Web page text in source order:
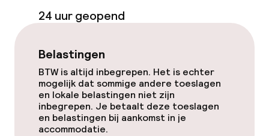
24 uur geopend
Belastingen
BTW is altijd inbegrepen. Het is echter
mogelijk dat sommige andere toeslagen
en lokale belastingen niet zijn
inbegrepen. Je betaalt deze toeslagen
en belastingen bij aankomst in je
accommodatie.